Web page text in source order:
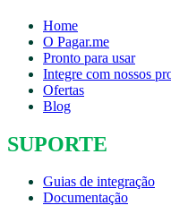
Home
O Pagar.me
Pronto para usar
Integre com nossos
Ofertas
Blog
SUPORTE
Guias de integração
Documentação